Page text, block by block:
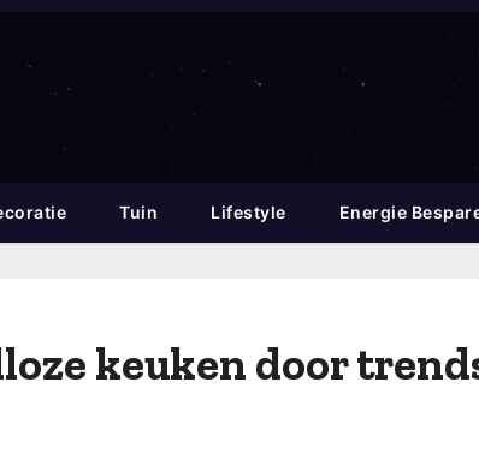
Tuin Lifestyle Energie
keuken door